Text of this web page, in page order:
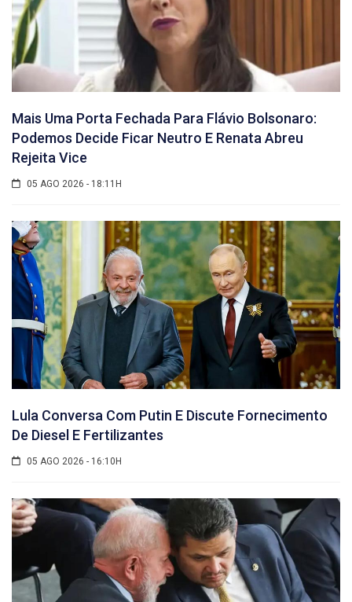
Mais Uma Porta Fechada Para Flávio Bolsonaro:
Podemos Decide Ficar Neutro E Renata Abreu
Rejeita Vice
05 AGO 2026 - 18:11H
Lula Conversa Com Putin E Discute Fornecimento
De Diesel E Fertilizantes
05 AGO 2026 - 16:10H